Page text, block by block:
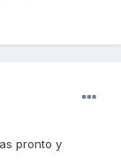
pronto y